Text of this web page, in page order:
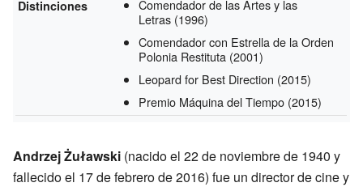
Distinciones
Comendador de las Artes y las
Letras (1996)
Comendador con Estrella de la Orden
Polonia Restituta (2001)
Leopard for Best Direction (2015)
Premio Máquina del Tiempo (2015)
Andrzej Żuławski (nacido el 22 de noviembre de 1940 y
fallecido el 17 de febrero de 2016) fue un director de cine y